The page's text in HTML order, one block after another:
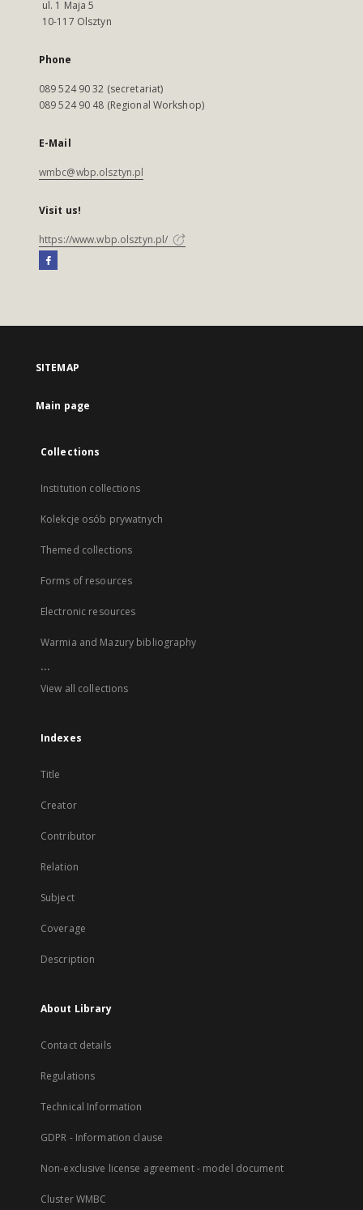
ul. 1 Maja 5
10-117 Olsztyn
Phone
089 524 90 32 (secretariat)
089 524 90 48 (Regional Workshop)
E-Mail
wmbc@wbp.olsztyn.pl
Visit us!
https://www.wbp.olsztyn.pl/
SITEMAP
Main page
Collections
Institution collections
Kolekcje osób prywatnych
Themed collections
Forms of resources
Electronic resources
Warmia and Mazury bibliography
...
View all collections
Indexes
Title
Creator
Contributor
Relation
Subject
Coverage
Description
About Library
Contact details
Regulations
Technical Information
GDPR - Information clause
Non-exclusive license agreement - model document
Cluster WMBC